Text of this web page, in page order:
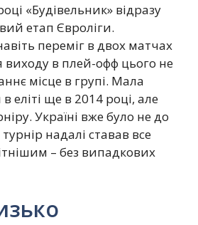
«Будівельник» відразу
етап Євроліги.
переміг в двох матчах
виходу в плей-офф цього не
місце в групі. Мала
еліті ще в 2014 році, але
Україні вже було не до
надалі ставав все
– без випадкових